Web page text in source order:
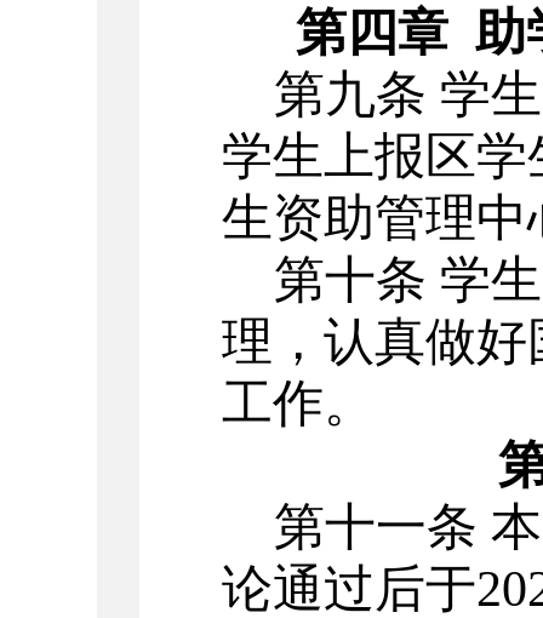
第四章 助
第九条 学
学生上报区
生资助管理
第十条 学
理，认真做
工作。
第十一条
论通过后于